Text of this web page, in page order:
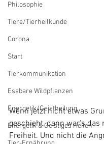
Philosophie
Tiere/Tierheilkunde
Corona
Start
Tierkommunikation
Essbare Wildpflanzen
Energetik/Geistheilung
Energetik & Geistiges Heilen
Wenn jetzt nicht etwas
geschieht, dann war's das
Freiheit. Und nicht die